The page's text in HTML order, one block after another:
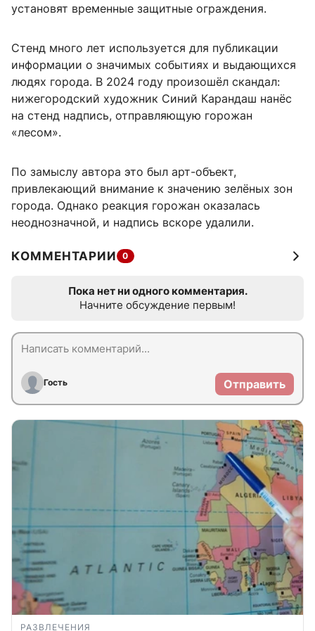
установят временные защитные ограждения.
Стенд много лет используется для публикации
информации о значимых событиях и выдающихся
людях города. В 2024 году произошёл скандал:
нижегородский художник Синий Карандаш нанёс
на стенд надпись, отправляющую горожан
«лесом».
По замыслу автора это был арт-объект,
привлекающий внимание к значению зелёных зон
города. Однако реакция горожан оказалась
неоднозначной, и надпись вскоре удалили.
КОММЕНТАРИИ 0
Пока нет ни одного комментария.
Начните обсуждение первым!
Гость Отправить
РАЗВЛЕЧЕНИЯ